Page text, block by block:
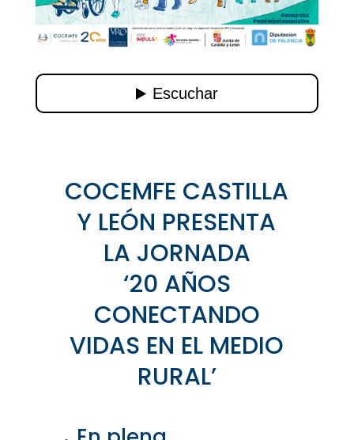
COCEMFE CASTILLA
Y LEÓN PRESENTA
LA JORNADA
‘20 AÑOS
CONECTANDO
VIDAS EN EL MEDIO
RURAL’